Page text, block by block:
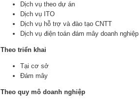
Dịch vụ theo dự án
Dịch vụ ITO
Dịch vụ hỗ trợ và đào tạo CNTT
Dịch vụ điện toán đám mây doanh nghiệp
Theo triển khai
Tại cơ sở
Đám mây
Theo quy mô doanh nghiệp